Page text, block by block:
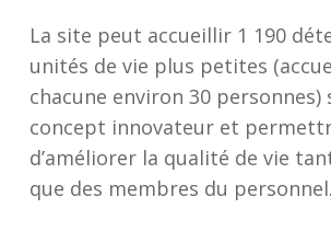
La site peut accueillir 1 190
unités de vie plus petites
chacune environ 30 personnes)
concept innovateur et
d’améliorer la qualité de vie
que des membres du personnel.